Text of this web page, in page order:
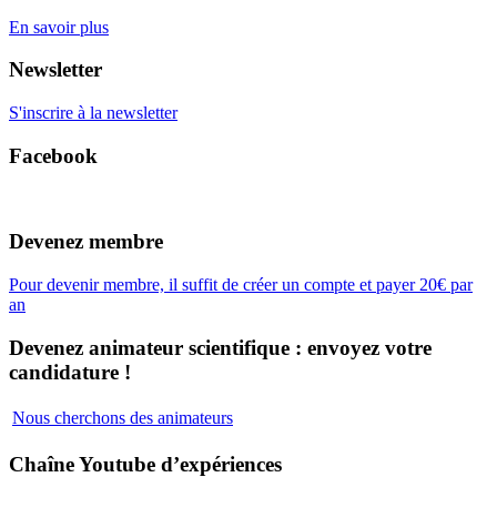
En savoir plus
Newsletter
S'inscrire à la newsletter
Facebook
Devenez membre
Pour devenir membre, il suffit de créer un compte et payer 20€ par
an
Devenez animateur scientifique : envoyez votre
candidature !
Nous cherchons des animateurs
Chaîne Youtube d’expériences